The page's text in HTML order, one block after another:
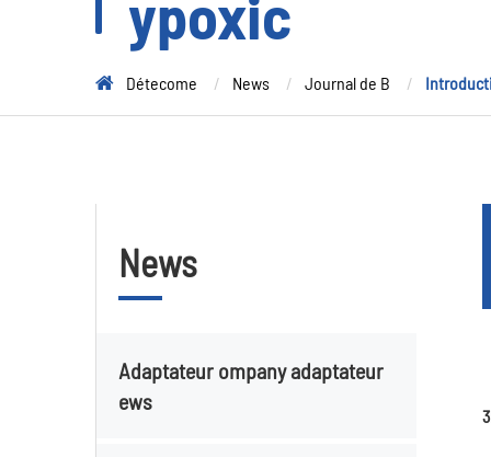
ypoxic
Détecome News Journal de B
News
Adaptateur ompany adaptateur
ews